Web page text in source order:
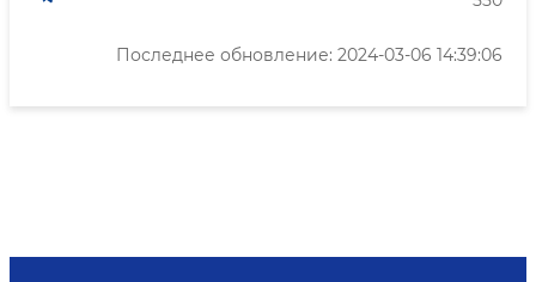
Последнее обновление: 2024-03-06 14:39:06